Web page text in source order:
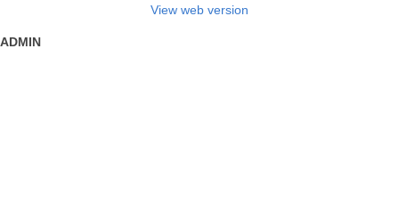
View web version
ADMIN